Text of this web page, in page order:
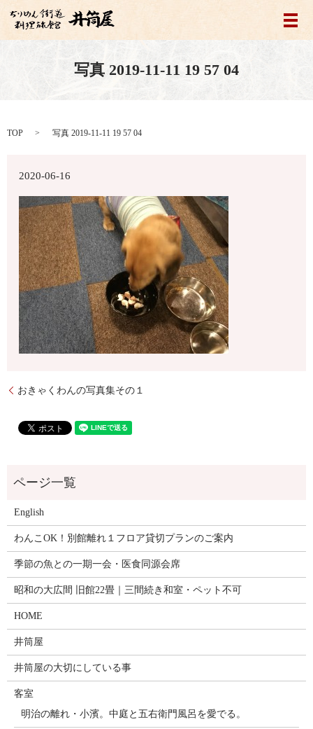
メ
写真 2019-11-11 19 57 04
TOP 写真 2019-11-11 19 57 04
2020-06-16
おきゃくわんの写真集その１
English
わんこOK！別館離れ１フロア貸切プランのご案内
季節の魚との一期一会・医食同源会席
昭和の大広間 旧館22畳｜三間続き和室・ペット不可
HOME
井筒屋
井筒屋の大切にしている事
客室
明治の離れ・小濱。中庭と五右衛門風呂を愛でる。